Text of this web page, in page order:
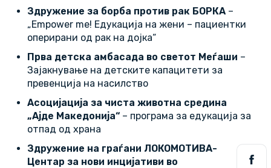
Здружение за борба против рак БОРКА –
„Empower me! Едукација на жени – пациентки
оперирани од рак на дојка“
Прва детска амбасада во светот Меѓаши –
Зајакнување на детските капацитети за
превенција на насилство
Асоцијација за чиста животна средина
„Ајде Македонија“ – програма за едукација за
отпад од храна
Здружение на граѓани ЛОКОМОТИВА-
Центар за нови инцијативи во